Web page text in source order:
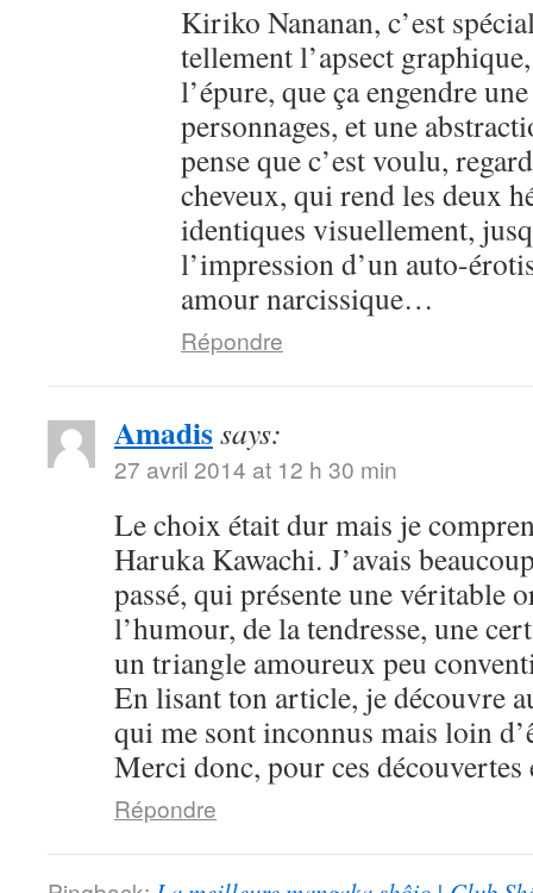
Kiriko Nananan, c’est
tellement l’apsect
l’épure, que ça engendre
personnages, et une
pense que c’est voulu,
cheveux, qui rend les deux
identiques visuellement,
l’impression d’un auto-
amour narcissique…
Répondre
Amadissays:
27 avril 2014 at 12 h 30 min
Le choix était dur mais je
Haruka Kawachi. J’avais
passé, qui présente une véritable
l’humour, de la tendresse, une
un triangle amoureux peu
En lisant ton article, je découvre
qui me sont inconnus mais loin
Merci donc, pour ces
Répondre